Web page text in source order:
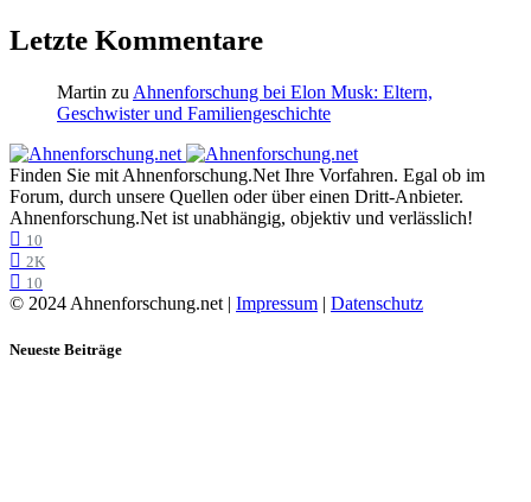
Letzte Kommentare
Martin zu Ahnenforschung bei Elon Musk: Eltern,
Geschwister und Familiengeschichte
Finden Sie mit Ahnenforschung.Net Ihre Vorfahren. Egal ob im
Forum, durch unsere Quellen oder über einen Dritt-Anbieter.
Ahnenforschung.Net ist unabhängig, objektiv und verlässlich!
10
2K
10
© 2024 Ahnenforschung.net | Impressum | Datenschutz
Neueste Beiträge